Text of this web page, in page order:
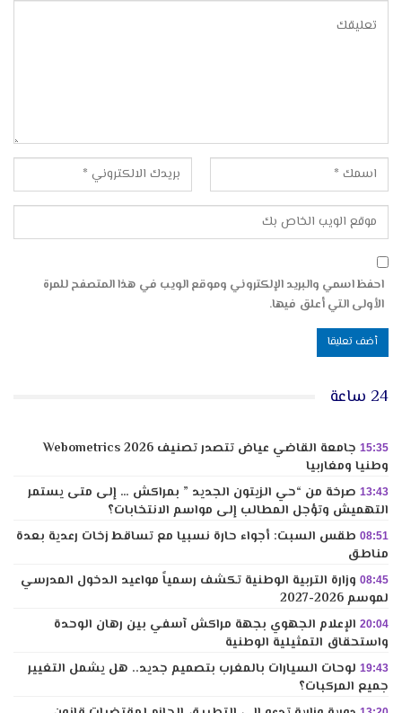
احفظ اسمي والبريد الإلكتروني وموقع الويب في هذا المتصفح للمرة
الأولى التي أعلق فيها.
24 ساعة
15:35
جامعة القاضي عياض تتصدر تصنيف Webometrics 2026
وطنيا ومغاربيا
13:43 صرخة من “حي الزيتون الجديد ” بمراكش … إلى متى يستمر
التهميش وتؤجل المطالب إلى مواسم الانتخابات؟
08:51 طقس السبت: أجواء حارة نسبيا مع تساقط زخات رعدية بعدة
مناطق
08:45 وزارة التربية الوطنية تكشف رسمياً مواعيد الدخول المدرسي
لموسم 2026-2027
20:04 الإعلام الجهوي بجهة مراكش آسفي بين رهان الوحدة
واستحقاق التمثيلية الوطنية
19:43 لوحات السيارات بالمغرب بتصميم جديد.. هل يشمل التغيير
جميع المركبات؟